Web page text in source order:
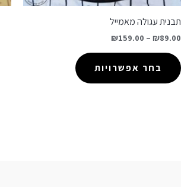
תבנית עגולה מאמייל
₪89.00
–
₪159.00
בחר אפשרויות